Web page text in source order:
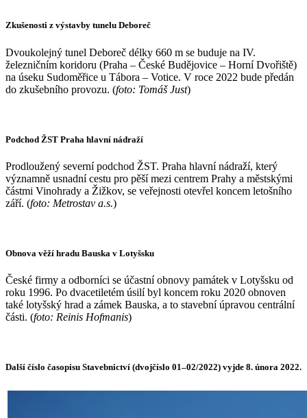
Zkušenosti z výstavby tunelu Deboreč
Dvoukolejný tunel Deboreč délky 660 m se buduje na IV.
železničním koridoru (Praha – České Budějovice – Horní Dvořiště)
na úseku Sudoměřice u Tábora – Votice. V roce 2022 bude předán
do zkušebního provozu. (foto: Tomáš Just)
Podchod ŽST Praha hlavní nádraží
Prodloužený severní podchod ŽST. Praha hlavní nádraží, který
významně usnadní cestu pro pěší mezi centrem Prahy a městskými
částmi Vinohrady a Žižkov, se veřejnosti otevřel koncem letošního
září. (foto: Metrostav a.s.)
Obnova věží hradu Bauska v Lotyšsku
České firmy a odborníci se účastní obnovy památek v Lotyšsku od
roku 1996. Po dvacetiletém úsilí byl koncem roku 2020 obnoven
také lotyšský hrad a zámek Bauska, a to stavební úpravou centrální
části. (foto: Reinis Hofmanis)
Další číslo časopisu Stavebnictví (dvojčíslo 01–02/2022) vyjde 8. února 2022.